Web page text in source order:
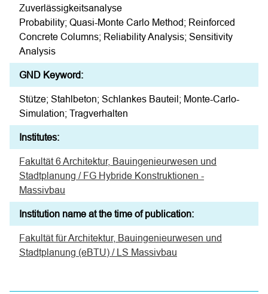
Zuverlässigkeitsanalyse
Probability; Quasi-Monte Carlo Method; Reinforced
Concrete Columns; Reliability Analysis; Sensitivity
Analysis
GND Keyword:
Stütze; Stahlbeton; Schlankes Bauteil; Monte-Carlo-
Simulation; Tragverhalten
Institutes:
Fakultät 6 Architektur, Bauingenieurwesen und
Stadtplanung / FG Hybride Konstruktionen -
Massivbau
Institution name at the time of publication:
Fakultät für Architektur, Bauingenieurwesen und
Stadtplanung (eBTU) / LS Massivbau